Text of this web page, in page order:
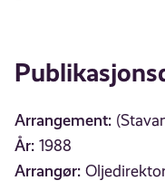
Arrangement:
År: 1988
Arrangør: